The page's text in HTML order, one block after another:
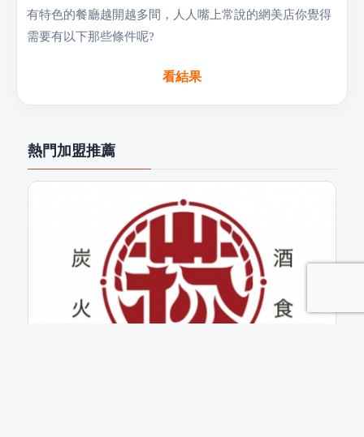
有特色的餐廳越開越多間，人人嘴上常說的網美店你覺得
需要有以下那些條件呢?
看結果
熱門加盟推薦